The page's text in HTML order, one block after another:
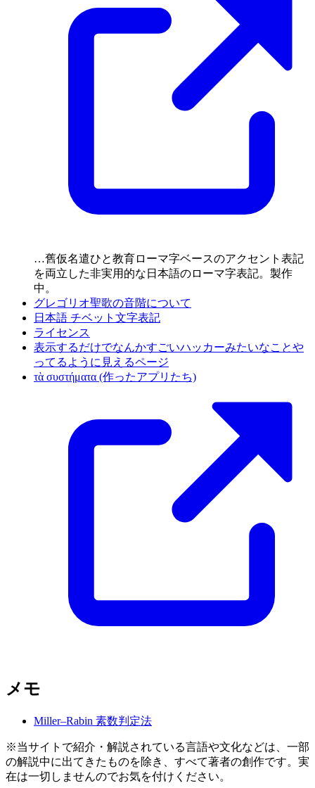
…舊仮名遣ひと教育ローマ字ベースのアクセント表記
を両立した非実用的な日本語のローマ字表記。製作
中。
グレゴリオ聖歌の音階について
日本語 チベット文字表記
ライセンス
表示するだけでなんかすごいハッカーみたいなことや
ってるように見えるページ
τὰ συστήματα (作ったアプリたち)
メモ
Miller–Rabin 素数判定法
※当サイトで紹介・解説されている言語や文化などは、一部
の解説中に出てきたものを除き、すべて著者の創作です。実
在は一切しませんのでお気を付けください。